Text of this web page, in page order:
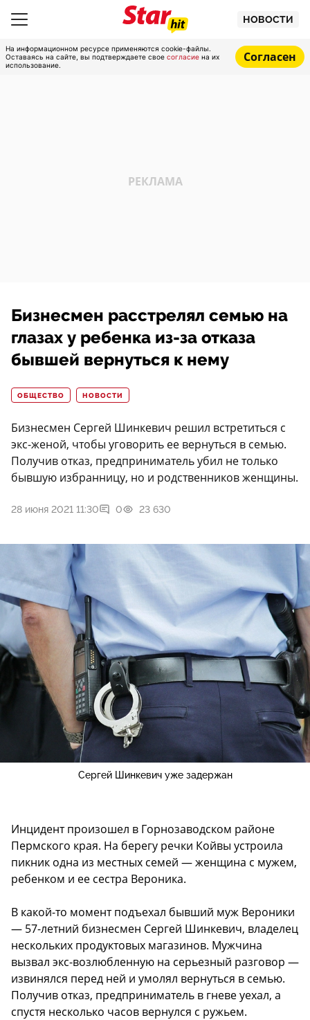
НОВОСТИ
На информационном ресурсе применяются cookie-файлы.
Оставаясь на сайте, вы подтверждаете свое согласие на их
использование.
Согласен
Бизнесмен расстрелял семью на
глазах у ребенка из-за отказа
бывшей вернуться к нему
ОБЩЕСТВО НОВОСТИ
Бизнесмен Сергей Шинкевич решил встретиться с
экс-женой, чтобы уговорить ее вернуться в семью.
Получив отказ, предприниматель убил не только
бывшую избранницу, но и родственников женщины.
28 июня 2021 11:30 0 23 630
Сергей Шинкевич уже задержан
Инцидент произошел в Горнозаводском районе
Пермского края. На берегу речки Койвы устроила
пикник одна из местных семей — женщина с мужем,
ребенком и ее сестра Вероника.
В какой-то момент подъехал бывший муж Вероники
— 57-летний бизнесмен Сергей Шинкевич, владелец
нескольких продуктовых магазинов. Мужчина
вызвал экс-возлюбленную на серьезный разговор —
извинялся перед ней и умолял вернуться в семью.
Получив отказ, предприниматель в гневе уехал, а
спустя несколько часов вернулся с ружьем.